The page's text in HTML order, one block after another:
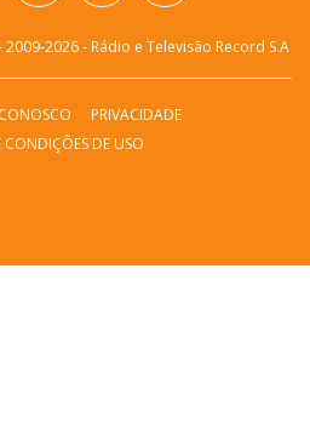
2009-2026- Rádio e Televisão Record S.A
PRIVACIDADE
CONDIÇÕES DE USO